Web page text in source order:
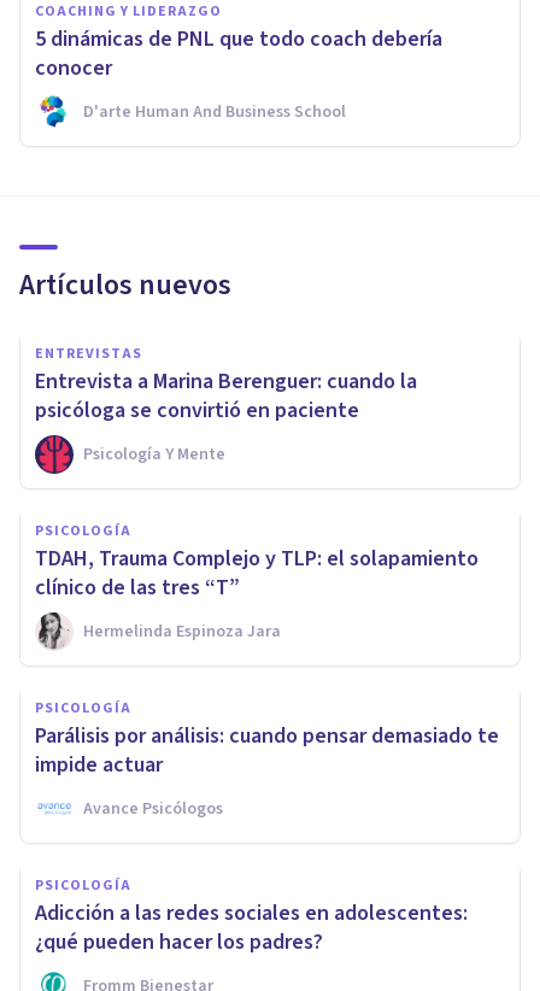
COACHING Y LIDERAZGO
5 dinámicas de PNL que todo coach debería
conocer
D'arte Human And Business School
Artículos nuevos
ENTREVISTAS
Entrevista a Marina Berenguer: cuando la
psicóloga se convirtió en paciente
Psicología Y Mente
PSICOLOGÍA
TDAH, Trauma Complejo y TLP: el solapamiento
clínico de las tres “T”
Hermelinda Espinoza Jara
PSICOLOGÍA
Parálisis por análisis: cuando pensar demasiado te
impide actuar
Avance Psicólogos
PSICOLOGÍA
Adicción a las redes sociales en adolescentes:
¿qué pueden hacer los padres?